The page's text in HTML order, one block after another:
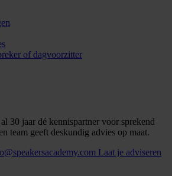
of dagvoorzitter
30 jaar dé kennispartner voor sprekend
team geeft deskundig advies op maat.
Laat je adviseren